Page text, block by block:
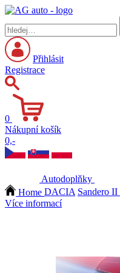
Přihlásit
Registrace
0
Nákupní košík
0,-
Autodoplňky
Home DACIA Sandero
Více informací